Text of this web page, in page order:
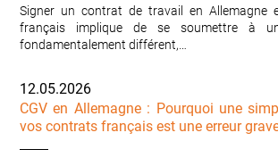
Signer un contrat de travail en Allemagne
français implique de se soumettre à
fondamentalement différent,…
12.05.2026
CGV en Allemagne : Pourquoi une
vos contrats français est une erreur